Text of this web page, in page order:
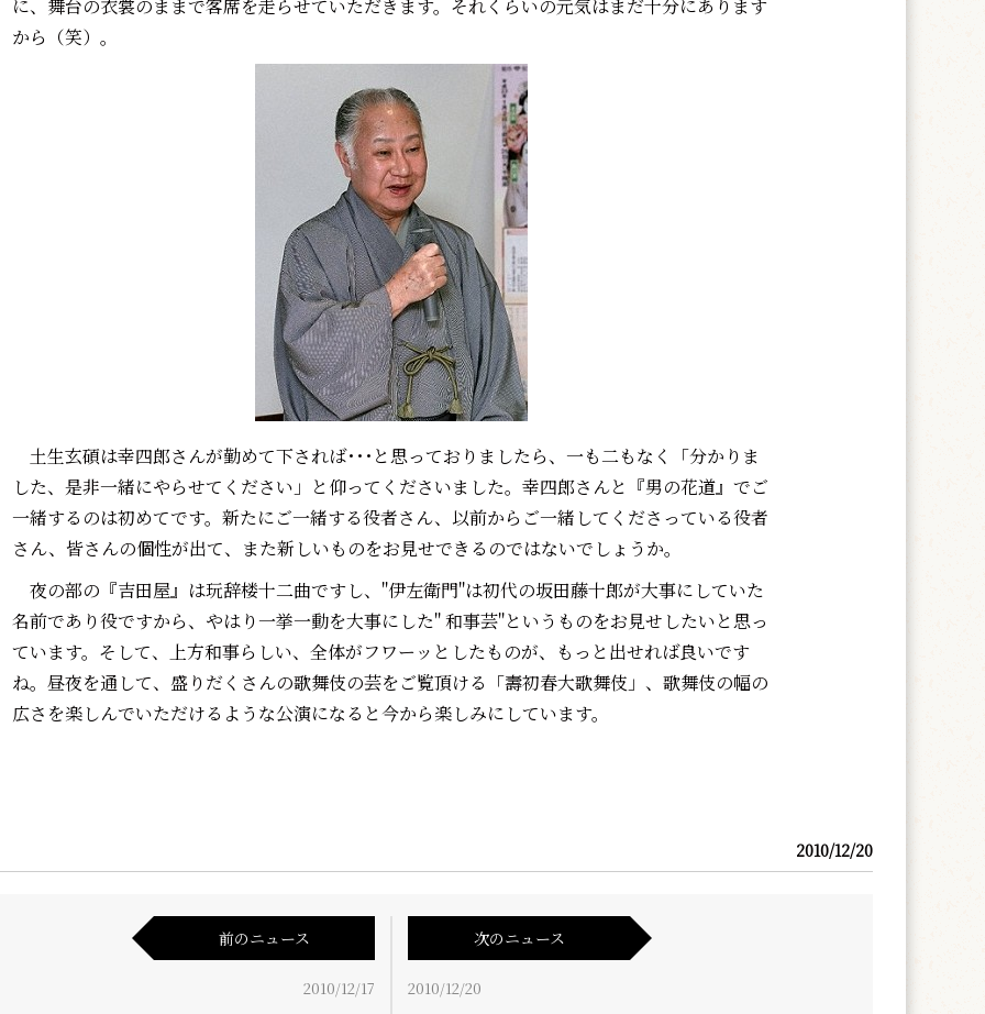
に、舞台の衣裳のままで客席を走らせていただきます。それくらいの元気はまだ十分にあります
から（笑）。
土生玄碩は幸四郎さんが勤めて下されば･･･と思っておりましたら、一も二もなく「分かりま
した、是非一緒にやらせてください」と仰ってくださいました。幸四郎さんと『男の花道』でご
一緒するのは初めてです。新たにご一緒する役者さん、以前からご一緒してくださっている役者
さん、皆さんの個性が出て、また新しいものをお見せできるのではないでしょうか。
夜の部の『吉田屋』は玩辞楼十二曲ですし、"伊左衛門"は初代の坂田藤十郎が大事にしていた
名前であり役ですから、やはり一挙一動を大事にした" 和事芸"というものをお見せしたいと思っ
ています。そして、上方和事らしい、全体がフワーッとしたものが、もっと出せれば良いです
ね。昼夜を通して、盛りだくさんの歌舞伎の芸をご覧頂ける「壽初春大歌舞伎」、歌舞伎の幅の
広さを楽しんでいただけるような公演になると今から楽しみにしています。
2010/12/20
前のニュース
2010/12/17
次のニュース
2010/12/20